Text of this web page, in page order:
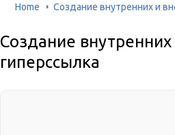
Home Создание внутренних и
Создание
гиперссылка